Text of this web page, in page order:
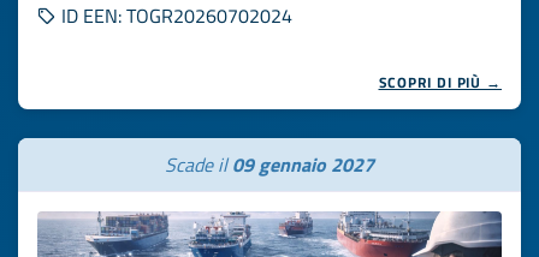
ID EEN: TOGR20260702024
SCOPRI DI PIÙ →
Scade il09 gennaio 2027